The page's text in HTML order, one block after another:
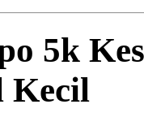
5k
Kecil